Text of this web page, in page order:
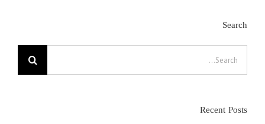
Search
Search
Recent Posts